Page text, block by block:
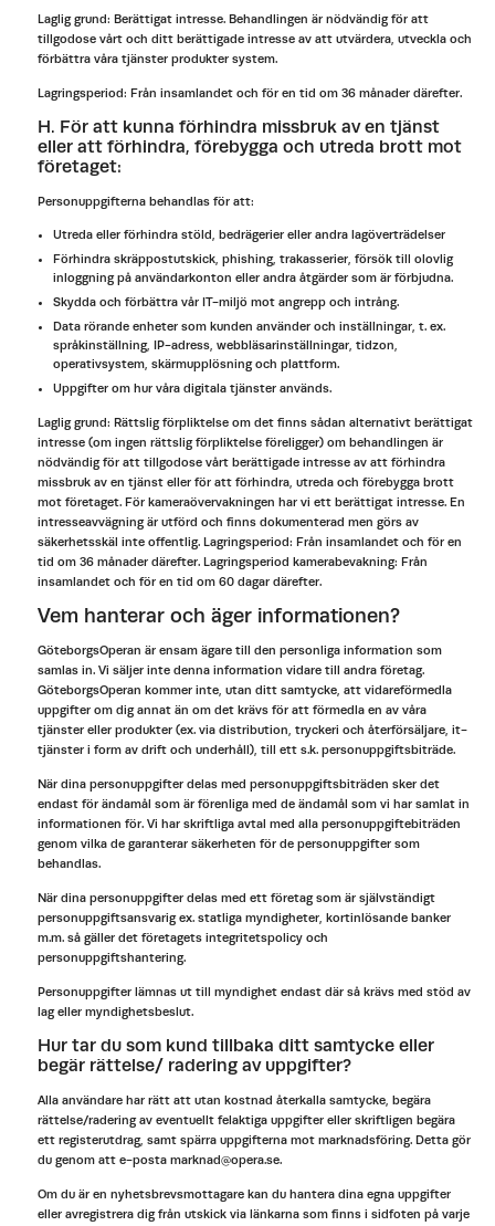
Laglig grund: Berättigat intresse. Behandlingen är nödvändig för att
tillgodose vårt och ditt berättigade intresse av att utvärdera, utveckla och
förbättra våra tjänster produkter system.
Lagringsperiod: Från insamlandet och för en tid om 36 månader därefter.
H. För att kunna förhindra missbruk av en tjänst
eller att förhindra, förebygga och utreda brott mot
företaget:
Personuppgifterna behandlas för att:
Utreda eller förhindra stöld, bedrägerier eller andra lagöverträdelser
Förhindra skräppostutskick, phishing, trakasserier, försök till olovlig
inloggning på användarkonton eller andra åtgärder som är förbjudna.
Skydda och förbättra vår IT-miljö mot angrepp och intrång.
Data rörande enheter som kunden använder och inställningar, t. ex.
språkinställning, IP-adress, webbläsarinställningar, tidzon,
operativsystem, skärmupplösning och plattform.
Uppgifter om hur våra digitala tjänster används.
Laglig grund: Rättslig förpliktelse om det finns sådan alternativt berättigat
intresse (om ingen rättslig förpliktelse föreligger) om behandlingen är
nödvändig för att tillgodose vårt berättigade intresse av att förhindra
missbruk av en tjänst eller för att förhindra, utreda och förebygga brott
mot företaget. För kameraövervakningen har vi ett berättigat intresse. En
intresseavvägning är utförd och finns dokumenterad men görs av
säkerhetsskäl inte offentlig. Lagringsperiod: Från insamlandet och för en
tid om 36 månader därefter. Lagringsperiod kamerabevakning: Från
insamlandet och för en tid om 60 dagar därefter.
Vem hanterar och äger informationen?
GöteborgsOperan är ensam ägare till den personliga information som
samlas in. Vi säljer inte denna information vidare till andra företag.
GöteborgsOperan kommer inte, utan ditt samtycke, att vidareförmedla
uppgifter om dig annat än om det krävs för att förmedla en av våra
tjänster eller produkter (ex. via distribution, tryckeri och återförsäljare, it-
tjänster i form av drift och underhåll), till ett s.k. personuppgiftsbiträde.
När dina personuppgifter delas med personuppgiftsbiträden sker det
endast för ändamål som är förenliga med de ändamål som vi har samlat in
informationen för. Vi har skriftliga avtal med alla personuppgiftebiträden
genom vilka de garanterar säkerheten för de personuppgifter som
behandlas.
När dina personuppgifter delas med ett företag som är självständigt
personuppgiftsansvarig ex. statliga myndigheter, kortinlösande banker
m.m. så gäller det företagets integritetspolicy och
personuppgiftshantering.
Personuppgifter lämnas ut till myndighet endast där så krävs med stöd av
lag eller myndighetsbeslut.
Hur tar du som kund tillbaka ditt samtycke eller
begär rättelse/ radering av uppgifter?
Alla användare har rätt att utan kostnad återkalla samtycke, begära
rättelse/radering av eventuellt felaktiga uppgifter eller skriftligen begära
ett registerutdrag, samt spärra uppgifterna mot marknadsföring. Detta gör
du genom att e-posta marknad@opera.se.
Om du är en nyhetsbrevsmottagare kan du hantera dina egna uppgifter
eller avregistrera dig från utskick via länkarna som finns i sidfoten på varje